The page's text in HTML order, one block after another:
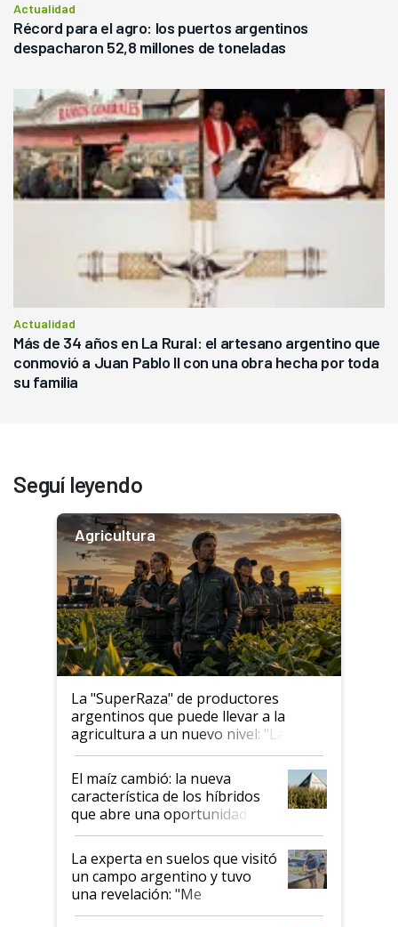
Actualidad
Récord para el agro: los puertos argentinos
despacharon 52,8 millones de toneladas
Actualidad
Más de 34 años en La Rural: el artesano argentino que
conmovió a Juan Pablo II con una obra hecha por toda
su familia
Seguí leyendo
Agricultura
La "SuperRaza" de productores
argentinos que puede llevar a la
agricultura a un nuevo nivel: "Las
posibilidades de crecimiento son
infinitas"
El maíz cambió: la nueva
característica de los híbridos
que abre una oportunidad en
el lote
La experta en suelos que visitó
un campo argentino y tuvo
una revelación: "Me
impresionó mucho"